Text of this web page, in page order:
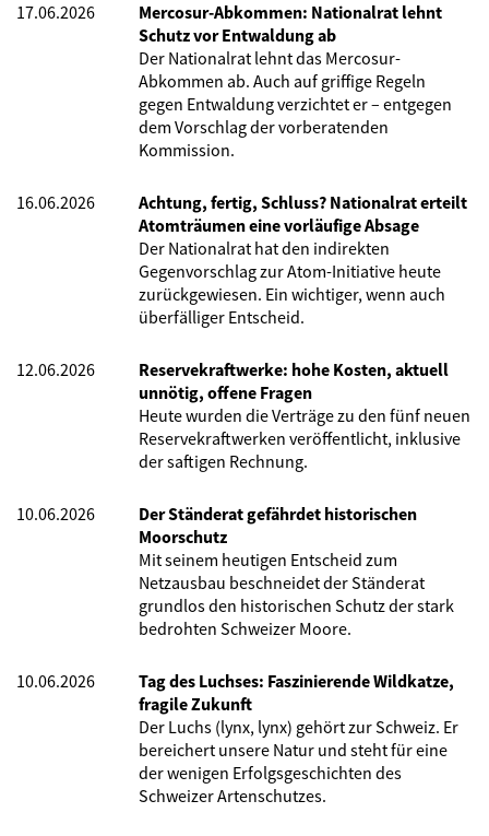
17.06.2026
Mercosur-Abkommen: Nationalrat lehnt
Schutz vor Entwaldung ab
Der Nationalrat lehnt das Mercosur-
Abkommen ab. Auch auf griffige Regeln
gegen Entwaldung verzichtet er – entgegen
dem Vorschlag der vorberatenden
Kommission.
16.06.2026
Achtung, fertig, Schluss? Nationalrat erteilt
Atomträumen eine vorläufige Absage
Der Nationalrat hat den indirekten
Gegenvorschlag zur Atom-Initiative heute
zurückgewiesen. Ein wichtiger, wenn auch
überfälliger Entscheid.
12.06.2026
Reservekraftwerke: hohe Kosten, aktuell
unnötig, offene Fragen
Heute wurden die Verträge zu den fünf neuen
Reservekraftwerken veröffentlicht, inklusive
der saftigen Rechnung.
10.06.2026
Der Ständerat gefährdet historischen
Moorschutz
Mit seinem heutigen Entscheid zum
Netzausbau beschneidet der Ständerat
grundlos den historischen Schutz der stark
bedrohten Schweizer Moore.
10.06.2026
Tag des Luchses: Faszinierende Wildkatze,
fragile Zukunft
Der Luchs (lynx, lynx) gehört zur Schweiz. Er
bereichert unsere Natur und steht für eine
der wenigen Erfolgsgeschichten des
Schweizer Artenschutzes.